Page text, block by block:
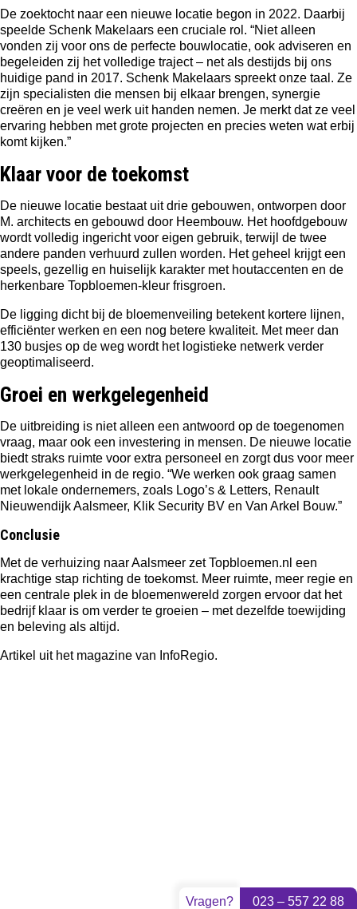
De zoektocht naar een nieuwe locatie begon in 2022. Daarbij
speelde Schenk Makelaars een cruciale rol. “Niet alleen
vonden zij voor ons de perfecte bouwlocatie, ook adviseren en
begeleiden zij het volledige traject – net als destijds bij ons
huidige pand in 2017. Schenk Makelaars spreekt onze taal. Ze
zijn specialisten die mensen bij elkaar brengen, synergie
creëren en je veel werk uit handen nemen. Je merkt dat ze veel
ervaring hebben met grote projecten en precies weten wat erbij
komt kijken.”
Klaar voor de toekomst
De nieuwe locatie bestaat uit drie gebouwen, ontworpen door
M. architects en gebouwd door Heembouw. Het hoofdgebouw
wordt volledig ingericht voor eigen gebruik, terwijl de twee
andere panden verhuurd zullen worden. Het geheel krijgt een
speels, gezellig en huiselijk karakter met houtaccenten en de
herkenbare Topbloemen-kleur frisgroen.
De ligging dicht bij de bloemenveiling betekent kortere lijnen,
efficiënter werken en een nog betere kwaliteit. Met meer dan
130 busjes op de weg wordt het logistieke netwerk verder
geoptimaliseerd.
Groei en werkgelegenheid
De uitbreiding is niet alleen een antwoord op de toegenomen
vraag, maar ook een investering in mensen. De nieuwe locatie
biedt straks ruimte voor extra personeel en zorgt dus voor meer
werkgelegenheid in de regio. “We werken ook graag samen
met lokale ondernemers, zoals Logo’s & Letters, Renault
Nieuwendijk Aalsmeer, Klik Security BV en Van Arkel Bouw.”
Conclusie
Met de verhuizing naar Aalsmeer zet Topbloemen.nl een
krachtige stap richting de toekomst. Meer ruimte, meer regie en
een centrale plek in de bloemenwereld zorgen ervoor dat het
bedrijf klaar is om verder te groeien – met dezelfde toewijding
en beleving als altijd.
Artikel uit het magazine van InfoRegio.
Vragen? 023 – 557 22 88